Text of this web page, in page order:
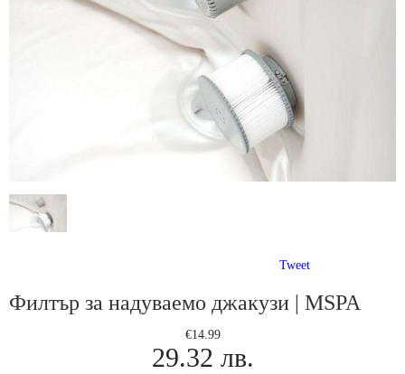
Tweet
Филтър за надуваемо джакузи | MSPA
€14.99
29.32 лв.